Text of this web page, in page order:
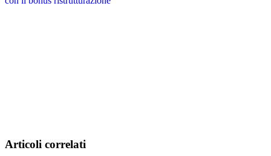
Articoli correlati